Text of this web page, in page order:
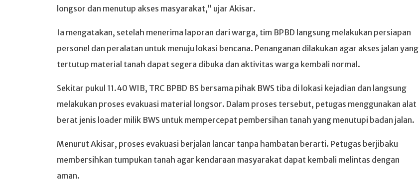
longsor dan menutup akses masyarakat,” ujar Akisar.
Ia mengatakan, setelah menerima laporan dari warga, tim BPBD langsung melakukan persiapan
personel dan peralatan untuk menuju lokasi bencana. Penanganan dilakukan agar akses jalan yang
tertutup material tanah dapat segera dibuka dan aktivitas warga kembali normal.
Sekitar pukul 11.40 WIB, TRC BPBD BS bersama pihak BWS tiba di lokasi kejadian dan langsung
melakukan proses evakuasi material longsor. Dalam proses tersebut, petugas menggunakan alat
berat jenis loader milik BWS untuk mempercepat pembersihan tanah yang menutupi badan jalan.
Menurut Akisar, proses evakuasi berjalan lancar tanpa hambatan berarti. Petugas berjibaku
membersihkan tumpukan tanah agar kendaraan masyarakat dapat kembali melintas dengan
aman.